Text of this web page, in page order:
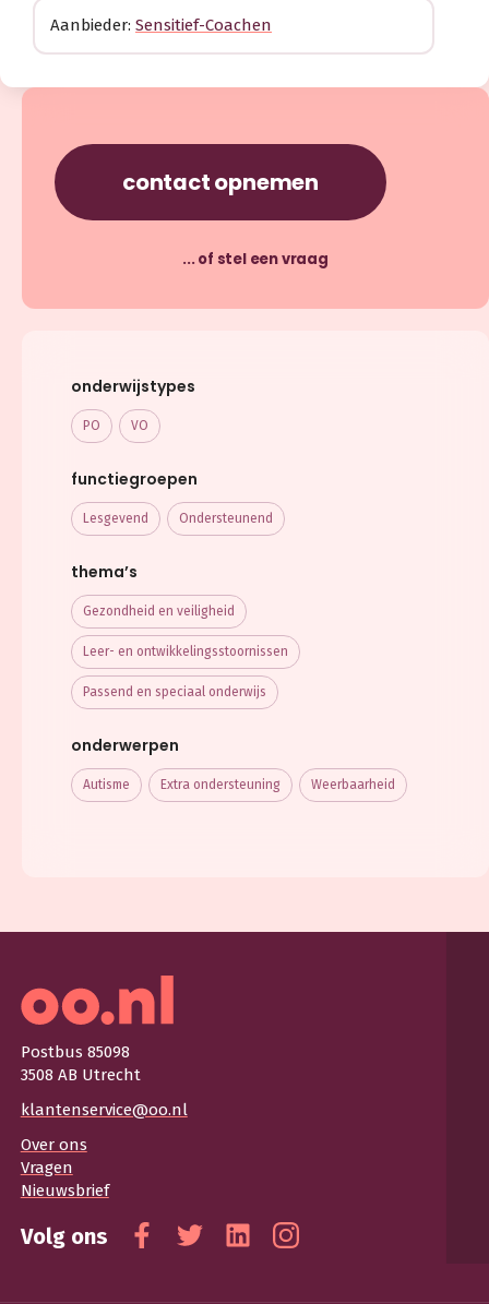
Aanbieder: Sensitief-Coachen
contact opnemen
... of stel een vraag
onderwijstypes
PO VO
functiegroepen
Lesgevend Ondersteunend
thema’s
Gezondheid en veiligheid
Leer- en ontwikkelings­stoornissen
Passend en speciaal onderwijs
onderwerpen
Autisme Extra ondersteuning Weerbaarheid
Postbus 85098
3508 AB Utrecht
klantenservice@oo.nl
Over ons
Vragen
Nieuwsbrief
Volg ons
Facebook
TwitterLinkedinInstagram